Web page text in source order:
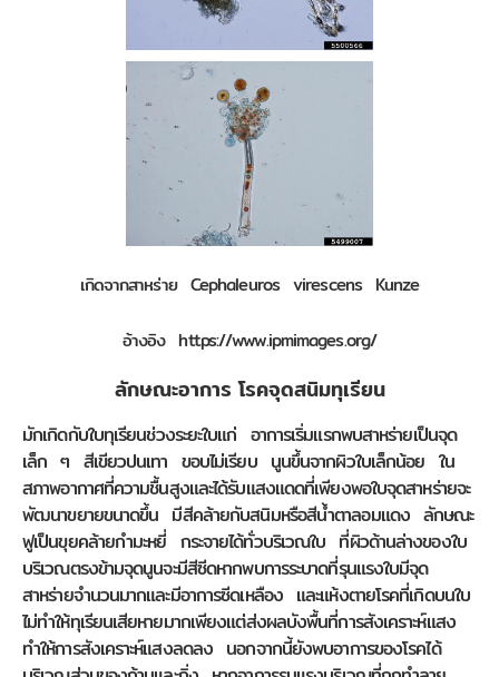
เกิดจากสาหร่าย Cephaleuros virescens Kunze
อ้างอิง https://www.ipmimages.org/
ลักษณะอาการ โรคจุดสนิมทุเรียน
มักเกิดกับใบทุเรียนช่วงระยะใบแก่ อาการเริ่มแรกพบสาหร่ายเป็นจุด
เล็ก ๆ สีเขียวปนเทา ขอบไม่เรียบ นูนขึ้นจากผิวใบเล็กน้อย ใน
สภาพอากาศที่ความชื้นสูงและได้รับแสงแดดที่เพียงพอใบจุดสาหร่ายจะ
พัฒนาขยายขนาดขึ้น มีสีคล้ายกับสนิมหรือสีน้ำตาลอมแดง ลักษณะ
ฟูเป็นขุยคล้ายกำมะหยี่ กระจายได้ทั่วบริเวณใบ ที่ผิวด้านล่างของใบ
บริเวณตรงข้ามจุดนูนจะมีสีซีดหากพบการระบาดที่รุนแรงใบมีจุด
สาหร่ายจำนวนมากและมีอาการซีดเหลือง และแห้งตายโรคที่เกิดบนใบ
ไม่ทำให้ทุเรียนเสียหายมากเพียงแต่ส่งผลบังพื้นที่การสังเคราะห์แสง
ทำให้การสังเคราะห์แสงลดลง นอกจากนี้ยังพบอาการของโรคได้